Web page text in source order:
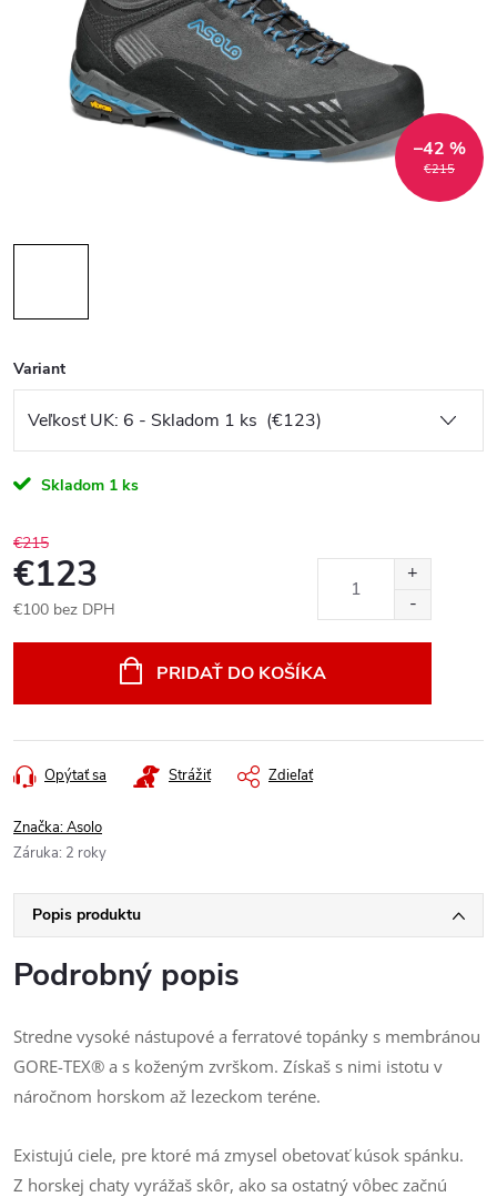
€215
–42 %
Variant
Skladom 1 ks
€215
€123
€100 bez DPH
PRIDAŤ DO KOŠÍKA
Opýtať sa Strážiť Zdieľať
Značka:Asolo
Záruka: 2 roky
Popis produktu
Podrobný popis
Stredne vysoké nástupové a ferratové topánky s membránou
GORE-TEX® a s koženým zvrškom. Získaš s nimi istotu v
náročnom horskom až lezeckom teréne.
Existujú ciele, pre ktoré má zmysel obetovať kúsok spánku.
Z horskej chaty vyrážaš skôr, ako sa ostatný vôbec začnú